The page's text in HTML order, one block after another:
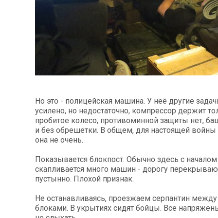
Но это - полицейская машина. У неё другие
усилено, но недостаточно, компрессор держит
пробитое колесо, противоминной защиты нет,
и без обрешетки. В общем, для настоящей войны
она не очень.
Показывается блокпост. Обычно здесь с
скапливается много машин - дорогу
пустынно. Плохой признак.
Не останавливаясь, проезжаем серпантин
блоками. В укрытиях сидят бойцы. Все
За 2000 кілометрів від кордону з Україною: в
Єкатеринбурзі після атаки дронів загорівся
"Мої іграшки":
суперкарів
За 2000 кілометрів від кордону з Україною: в
Єкатеринбурзі після атаки дронів загорівся
склад Wildberries. ФОТО. ВІДЕО
В Таїланді
блискавки
постраждали.